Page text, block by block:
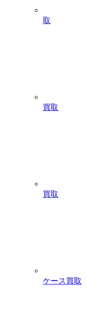
取
買取
買取
ケース買取